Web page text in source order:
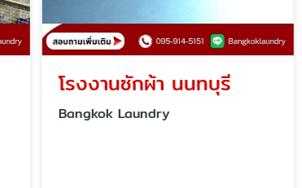
โรงงานซักผ้า นนทบุรี
Bangkok Laundry